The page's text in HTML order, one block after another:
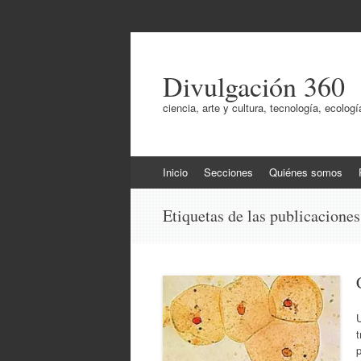
Divulgación 360
ciencia, arte y cultura, tecnología,
al
Inicio Secciones Quiénes somos
Etiquetas de las